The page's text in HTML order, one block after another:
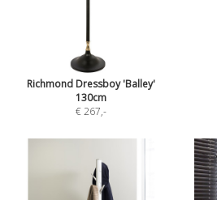
Richmond Dressboy 'Balley'
130cm
€ 267,-